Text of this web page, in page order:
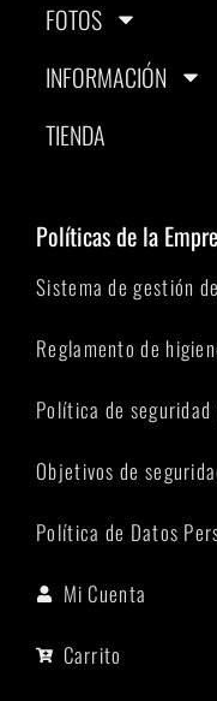
FOTOS
INFORMACIÓN
TIENDA
Políticas de la
Sistema de gestión
Reglamento de
Política de
Objetivos de
Política de Datos
Mi Cuenta
Carrito